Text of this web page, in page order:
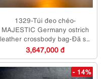
1329-Túi đeo chéo-
MAJESTIC Germany ostrich
leather crossbody bag-Đã sử
dụng
3,647,000 đ
- 14%